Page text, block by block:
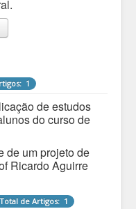
1
de estudos
do curso de
de um projeto de
Ricardo Aguirre
Total de Artigos: 1